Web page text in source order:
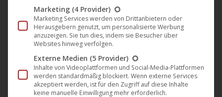
Jahr 2019 tatkräftig unterstützt und geholfen haben
und an alle, die Interesse an unseren
Regisseur*innen, Künstler*innen, Labels, Bands und
Produzent*innen hatten. Wir möchten uns auch
ganz herzlich bei unseren Vertriebspartnern für
die…
Marketing (4 Provider)
Marketing Services werden von Drittanbietern oder
Herausgebern genutzt, um personalisierte Werbung
anzuzeigen. Sie tun dies, indem sie Besucher über
Websites hinweg verfolgen.
Externe Medien (5 Provider)
Inhalte von Videoplattformen und Social-Media-Plattformen
werden standardmäßig blockiert. Wenn externe Services
akzeptiert werden, ist für den Zugriff auf diese Inhalte
keine manuelle Einwilligung mehr erforderlich.